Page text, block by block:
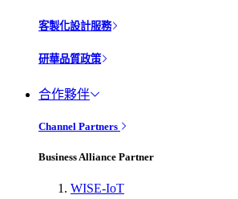
客製化設計服務
研華品質政策
合作夥伴
Channel Partners
Business Alliance Partner
WISE-IoT